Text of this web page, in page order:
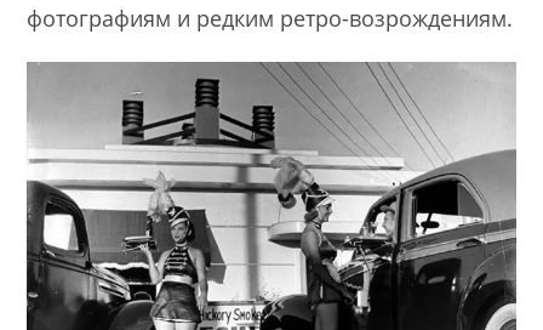
фотографиям и редким ретро-возрождениям.